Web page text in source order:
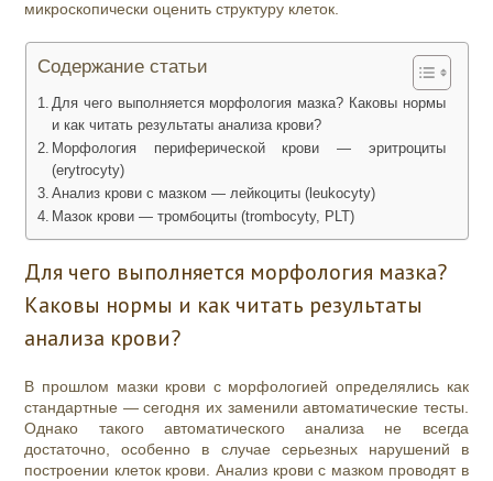
микроскопически оценить структуру клеток.
Содержание статьи
Для чего выполняется морфология мазка? Каковы нормы
и как читать результаты анализа крови?
Морфология периферической крови — эритроциты
(erytrocyty)
Анализ крови с мазком — лейкоциты (leukocyty)
Мазок крови — тромбоциты (trombocyty, PLT)
Для чего выполняется морфология мазка?
Каковы нормы и как читать результаты
анализа крови?
В прошлом мазки крови с морфологией определялись как
стандартные — сегодня их заменили автоматические тесты.
Однако такого автоматического анализа не всегда
достаточно, особенно в случае серьезных нарушений в
построении клеток крови. Анализ крови с мазком проводят в